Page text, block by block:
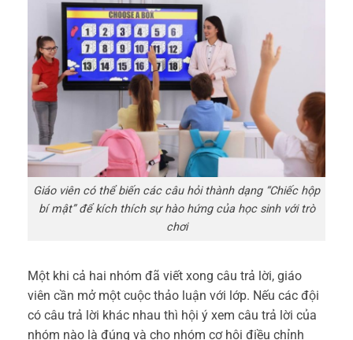
Giáo viên có thể biến các câu hỏi thành dạng “Chiếc hộp
bí mật” để kích thích sự hào hứng của học sinh với trò
chơi
Một khi cả hai nhóm đã viết xong câu trả lời, giáo
viên cần mở một cuộc thảo luận với lớp. Nếu các đội
có câu trả lời khác nhau thì hội ý xem câu trả lời của
nhóm nào là đúng và cho nhóm cơ hội điều chỉnh